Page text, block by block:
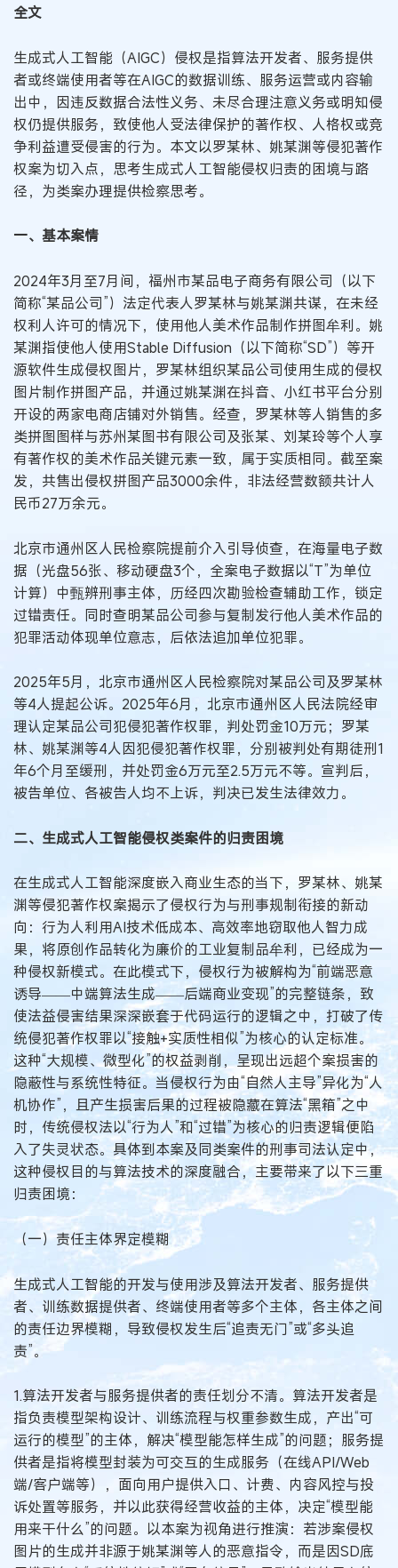
全文
生成式人工智能（AIGC）侵权是指算法开发者、服务提供
者或终端使用者等在AIGC的数据训练、服务运营或内容输
出中，因违反数据合法性义务、未尽合理注意义务或明知侵
权仍提供服务，致使他人受法律保护的著作权、人格权或竞
争利益遭受侵害的行为。本文以罗某林、姚某渊等侵犯著作
权案为切入点，思考生成式人工智能侵权归责的困境与路
径，为类案办理提供检察思考。
一、基本案情
2024年3月至7月间，福州市某品电子商务有限公司（以下
简称“某品公司”）法定代表人罗某林与姚某渊共谋，在未经
权利人许可的情况下，使用他人美术作品制作拼图牟利。姚
某渊指使他人使用Stable Diffusion（以下简称“SD”）等开
源软件生成侵权图片，罗某林组织某品公司使用生成的侵权
图片制作拼图产品，并通过姚某渊在抖音、小红书平台分别
开设的两家电商店铺对外销售。经查，罗某林等人销售的多
类拼图图样与苏州某图书有限公司及张某、刘某玲等个人享
有著作权的美术作品关键元素一致，属于实质相同。截至案
发，共售出侵权拼图产品3000余件，非法经营数额共计人
民币27万余元。
北京市通州区人民检察院提前介入引导侦查，在海量电子数
据（光盘56张、移动硬盘3个，全案电子数据以“T”为单位
计算）中甄辨刑事主体，历经四次勘验检查辅助工作，锁定
过错责任。同时查明某品公司参与复制发行他人美术作品的
犯罪活动体现单位意志，后依法追加单位犯罪。
2025年5月，北京市通州区人民检察院对某品公司及罗某林
等4人提起公诉。2025年6月，北京市通州区人民法院经审
理认定某品公司犯侵犯著作权罪，判处罚金10万元；罗某
林、姚某渊等4人因犯侵犯著作权罪，分别被判处有期徒刑1
年6个月至缓刑，并处罚金6万元至2.5万元不等。宣判后，
被告单位、各被告人均不上诉，判决已发生法律效力。
二、生成式人工智能侵权类案件的归责困境
在生成式人工智能深度嵌入商业生态的当下，罗某林、姚某
渊等侵犯著作权案揭示了侵权行为与刑事规制衔接的新动
向：行为人利用AI技术低成本、高效率地窃取他人智力成
果，将原创作品转化为廉价的工业复制品牟利，已经成为一
种侵权新模式。在此模式下，侵权行为被解构为“前端恶意
诱导——中端算法生成——后端商业变现”的完整链条，致
使法益侵害结果深深嵌套于代码运行的逻辑之中，打破了传
统侵犯著作权罪以“接触+实质性相似”为核心的认定标准。
这种“大规模、微型化”的权益剥削，呈现出远超个案损害的
隐蔽性与系统性特征。当侵权行为由“自然人主导”异化为“人
机协作”，且产生损害后果的过程被隐藏在算法“黑箱”之中
时，传统侵权法以“行为人”和“过错”为核心的归责逻辑便陷
入了失灵状态。具体到本案及同类案件的刑事司法认定中，
这种侵权目的与算法技术的深度融合，主要带来了以下三重
归责困境：
（一）责任主体界定模糊
生成式人工智能的开发与使用涉及算法开发者、服务提供
者、训练数据提供者、终端使用者等多个主体，各主体之间
的责任边界模糊，导致侵权发生后“追责无门”或“多头追
责”。
1.算法开发者与服务提供者的责任划分不清。算法开发者是
指负责模型架构设计、训练流程与权重参数生成，产出“可
运行的模型”的主体，解决“模型能怎样生成”的问题；服务提
供者是指将模型封装为可交互的生成服务（在线API/Web
端/客户端等），面向用户提供入口、计费、内容风控与投
诉处置等服务，并以此获得经营收益的主体，决定“模型能
用来干什么”的问题。以本案为视角进行推演：若涉案侵权
图片的生成并非源于姚某渊等人的恶意指令，而是因SD底